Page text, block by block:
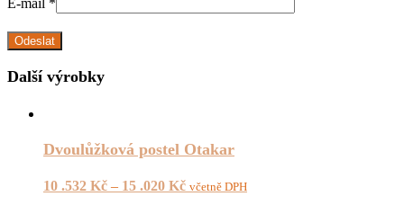
E-mail *
Další výrobky
Dvoulůžková postel Otakar
10 .532 Kč – 15 .020 Kč včetně DPH